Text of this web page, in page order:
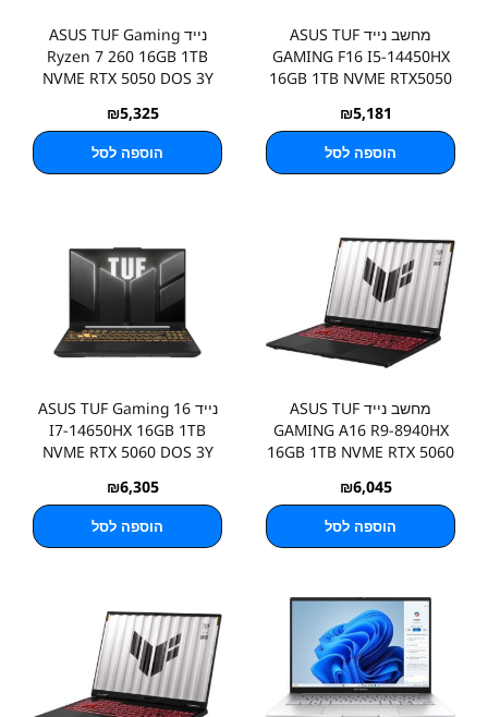
מחשב נייד ASUS TUF
GAMING F16 I5-14450HX
16GB 1TB NVME RTX5050
₪5,181
הוספה לסל
נייד ASUS TUF Gaming
Ryzen 7 260 16GB 1TB
NVME RTX 5050 DOS 3Y
₪5,325
הוספה לסל
מחשב נייד ASUS TUF
GAMING A16 R9-8940HX
16GB 1TB NVME RTX 5060
₪6,045
הוספה לסל
נייד ASUS TUF Gaming 16
I7-14650HX 16GB 1TB
NVME RTX 5060 DOS 3Y
₪6,305
הוספה לסל